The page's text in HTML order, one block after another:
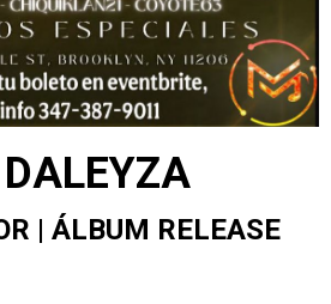
| ÁLBUM RELEASE